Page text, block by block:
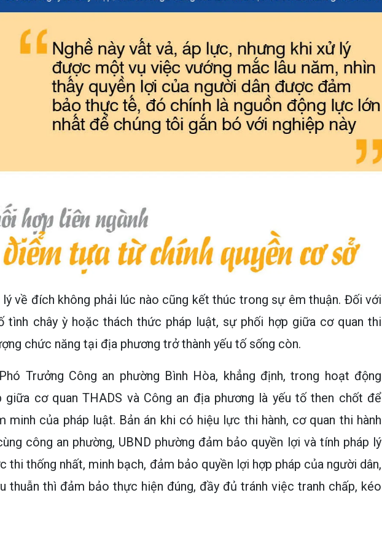
về đích không phải lúc nào cũng kết thúc trong sự êm thuận. Đối với
tình chây ỳ hoặc thách thức pháp luật, sự phối hợp giữa cơ quan thi
chức năng tại địa phương trở thành yếu tố sống còn.
Trưởng Công an phường Bình Hòa, khẳng định, trong hoạt động
giữa cơ quan THADS và Công an địa phương là yếu tố then chốt để
minh của pháp luật. Bản án khi có hiệu lực thi hành, cơ quan thi hành
công an phường, UBND phường đảm bảo quyền lợi và tính pháp lý
thi thống nhất, minh bạch, đảm bảo quyền lợi hợp pháp của người dân,
thuẫn thì đảm bảo thực hiện đúng, đầy đủ tránh việc tranh chấp, kéo